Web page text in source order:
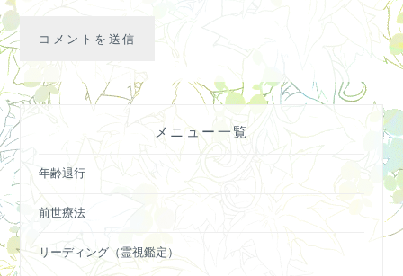
メニュー一覧
年齢退行
前世療法
リーディング（霊視鑑定）